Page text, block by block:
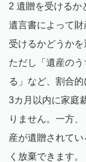
2 遺贈を受けるか
遺言書によって
受けるかどうかを
ただし「遺産の
る」など、割合
3カ月以内に家庭
りません。一方
産が遺贈されて
く放棄できます。